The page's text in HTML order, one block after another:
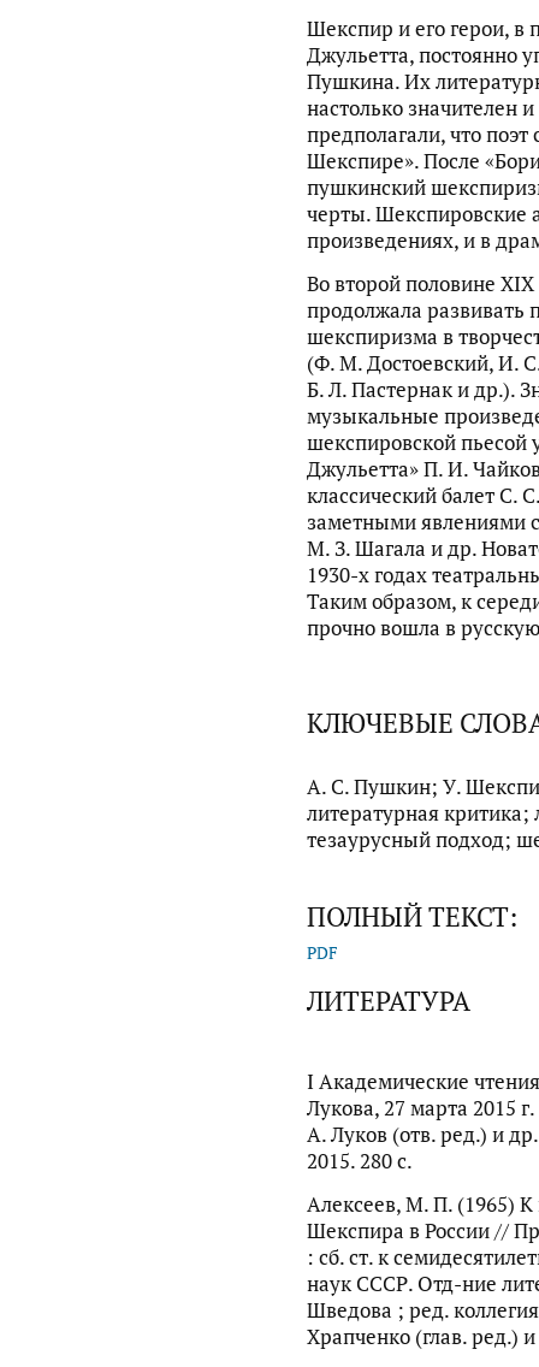
Шекспир и его герои, в
Джульетта, постоянно
Пушкина. Их
настолько значителен
предполагали, что поэт
Шекспире». После
пушкинский
черты. Шекспировские
произведениях, и в
Во второй половине
продолжала
шекспиризма в
(Ф. М. Достоевский, И.
Б. Л. Пастернак и др.).
музыкальные
шекспировской пьесой
Джульетта» П. И.
классический балет С.
заметными явлениями
М. З. Шагала и др.
1930-х годах
Таким образом, к
прочно вошла в
КЛЮЧЕВЫЕ
А. С. Пушкин; У.
литературная критика;
тезаурусный подход;
ПОЛНЫЙ ТЕКСТ:
PDF
ЛИТЕРАТУРА
I Академические
Лукова, 27 марта 2015
А. Луков (отв. ред.) и
2015. 280 с.
Алексеев, М. П. (1965)
Шекспира в России //
: сб. ст. к
наук СССР. Отд-ние
Шведова ; ред.
Храпченко (глав. ред.)